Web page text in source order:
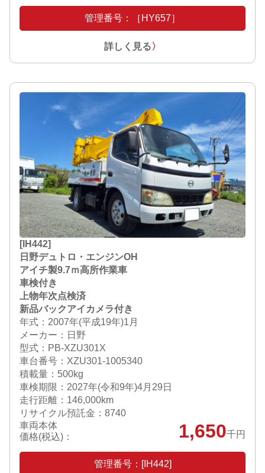
管理番号：［HY657］
詳しく見る〉
[IH442]
日野デュトロ・エンジンOH
アイチ製9.7ｍ高所作業車
車検付き
上物年次点検済
新品バックアイカメラ付き
年式：2007年(平成19年)1月
メーカー：日野
型式：PB-XZU301X
車台番号：XZU301-1005340
積載量：500kg
車検期限： 2027年(令和9年)4月29日
走行距離：146,000km
リサイクル預託金：8740
車両本体
価格(税込)：
1,650千円
管理番号：[IH442]